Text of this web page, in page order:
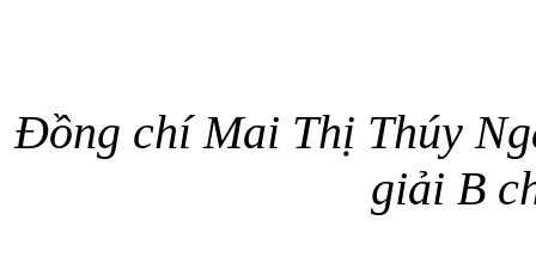
Đồng chí Mai Thị Thúy
giải B